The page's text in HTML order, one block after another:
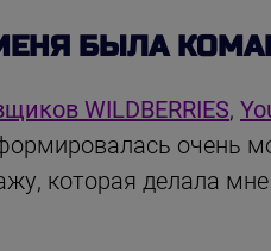
БЫЛА
WILDBERRIES,
очень
которая делала